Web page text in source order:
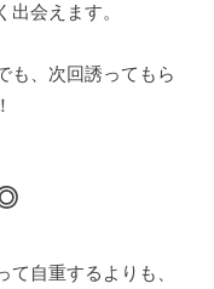
会えます。
も、次回誘ってもら
自重するよりも、